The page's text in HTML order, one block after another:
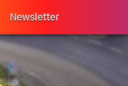
Newsletter